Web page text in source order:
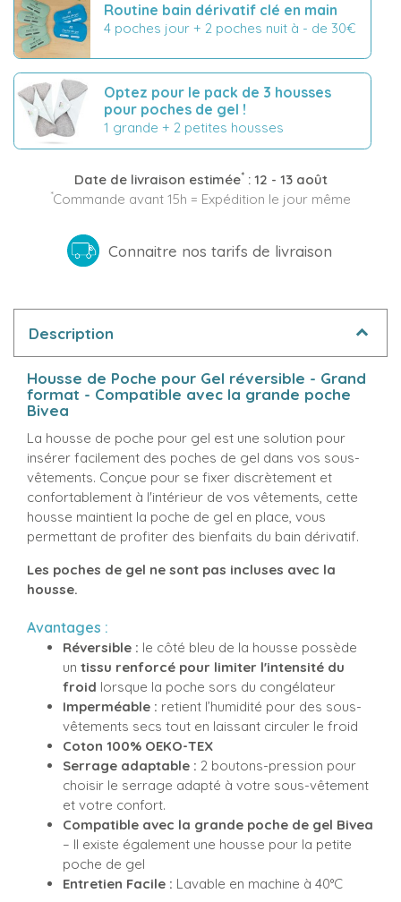
Routine bain dérivatif clé en main
4 poches jour + 2 poches nuit à - de 30€
Optez pour le pack de 3 housses
pour poches de gel !
1 grande + 2 petites housses
Date de livraison estimée*: 12 - 13 août
*Commande avant 15h = Expédition le jour même
Connaitre nos tarifs de livraison
Description
Housse de Poche pour Gel réversible - Grand
format - Compatible avec la grande poche
Bivea
La housse de poche pour gel est une solution pour
insérer facilement des poches de gel dans vos sous-
vêtements. Conçue pour se fixer discrètement et
confortablement à l'intérieur de vos vêtements, cette
housse maintient la poche de gel en place, vous
permettant de profiter des bienfaits du bain dérivatif.
Les poches de gel ne sont pas incluses avec la
housse.
Avantages :
Réversible : le côté bleu de la housse possède
un tissu renforcé pour limiter l'intensité du
froid lorsque la poche sors du congélateur
Imperméable : retient l’humidité pour des sous-
vêtements secs tout en laissant circuler le froid
Coton 100% OEKO-TEX
Serrage adaptable : 2 boutons-pression pour
choisir le serrage adapté à votre sous-vêtement
et votre confort.
Compatible avec la grande poche de gel Bivea
– Il existe également une housse pour la petite
poche de gel
Entretien Facile : Lavable en machine à 40°C